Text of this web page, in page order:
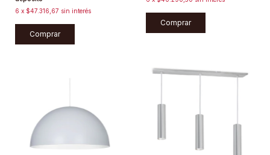
6 x $47.316,67 sin interés
Comprar
Comprar